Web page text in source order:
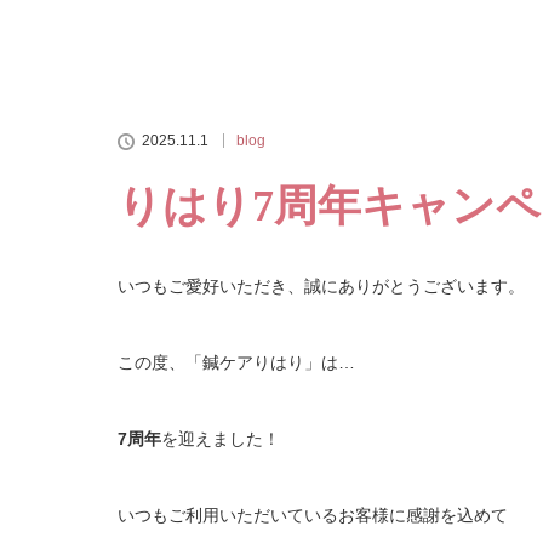
2025.11.1 blog
りはり7周年キャン
いつもご愛好いただき、誠にありがとうございます。
この度、「鍼ケアりはり」は…
7周年を迎えました！
いつもご利用いただいているお客様に感謝を込めて